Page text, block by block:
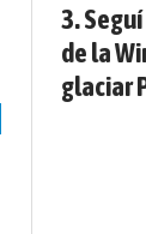
de la
glaciar